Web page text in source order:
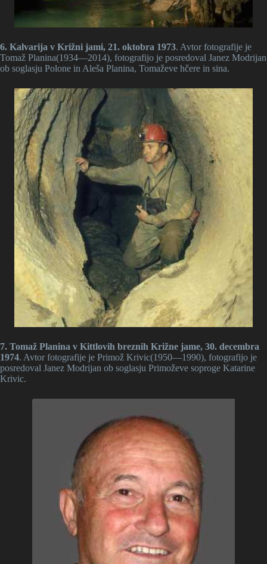
6. Kalvarija v Križni jami, 21. oktobra 1973. Avtor fotografije je
Tomaž Planina(1934—2014), fotografijo je posredoval Janez Modrijan
ob soglasju Polone in Aleša Planina, Tomaževe hčere in sina.
7. Tomaž Planina v Kittlovih breznih Križne jame, 30. decembra
1974. Avtor fotografije je Primož Krivic(1950—1990), fotografijo je
posredoval Janez Modrijan ob soglasju Primoževe soproge Katarine
Krivic.